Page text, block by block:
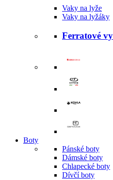
Vaky na lyže
Vaky na lyžáky
Ferratové
Boty
Pánské boty
Dámské boty
Chlapecké boty
Dívčí boty